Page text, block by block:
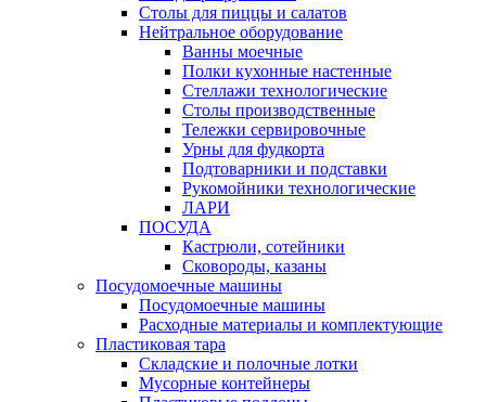
Столы для пиццы и салатов
Нейтральное оборудование
Ванны моечные
Полки кухонные настенные
Стеллажи технологические
Столы производственные
Тележки сервировочные
Урны для фудкорта
Подтоварники и подставки
Рукомойники технологические
ЛАРИ
ПОСУДА
Кастрюли, сотейники
Сковороды, казаны
Посудомоечные машины
Посудомоечные машины
Расходные материалы и комплектующие
Пластиковая тара
Складские и полочные лотки
Мусорные контейнеры